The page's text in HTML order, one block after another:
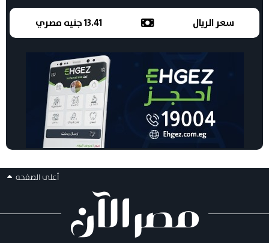
سعر الريال 13.41 جنيه مصري
أعلى الصفحه